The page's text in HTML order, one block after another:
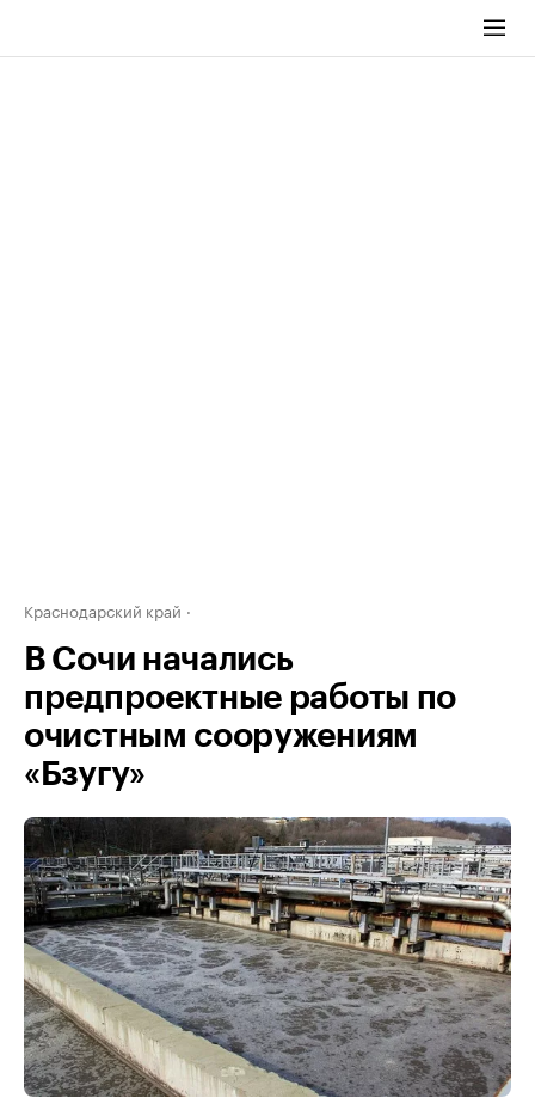
Краснодарский край
В Сочи начались
предпроектные работы по
очистным сооружениям
«Бзугу»